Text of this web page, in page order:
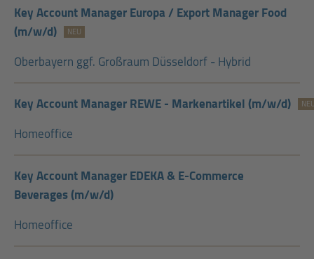
Key Account Manager Europa / Export Manager Food
(m/w/d)
NEU
Oberbayern ggf. Großraum Düsseldorf - Hybrid
Key Account Manager REWE - Markenartikel (m/w/d)
Homeoffice
Key Account Manager EDEKA & E-Commerce
Beverages (m/w/d)
Homeoffice